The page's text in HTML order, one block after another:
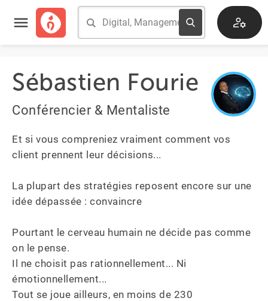
Sébastien Fourie
Conférencier & Mentaliste
Et si vous compreniez vraiment comment vos
client prennent leur décisions...
La plupart des stratégies reposent encore sur une
idée dépassée : convaincre
Pourtant le cerveau humain ne décide pas comme
on le pense.
Il ne choisit pas rationnellement... Ni
émotionnellement...
Tout se joue ailleurs, en moins de 230